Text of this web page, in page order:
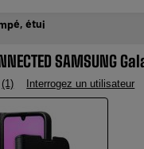
étui
SAMSUNG
Lire
1
avis.
sur
(1) Interrogez un utilisateur